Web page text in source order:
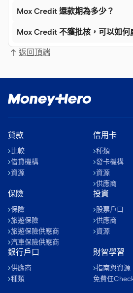
Mox Credit 還款期為多少？
Mox Credit 不獲批核，可以如何
返回頂端
貸款
比較
借貸機構
資源
信用卡
種類
發卡機構
資源
供應商
保險
保險
旅遊保險
旅遊保險供應商
汽車保險供應商
投資
股票戶口
供應商
資源
銀行戶口
供應商
種類
財智學習
指南與資源
免費任